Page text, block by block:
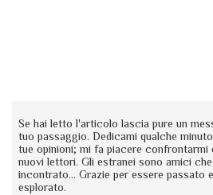
Se hai letto l'articolo lascia pure un
tuo passaggio. Dedicami qualche
tue opinioni; mi fa piacere confrontarmi
nuovi lettori. Gli estranei sono amici
incontrato... Grazie per essere passato
esplorato.